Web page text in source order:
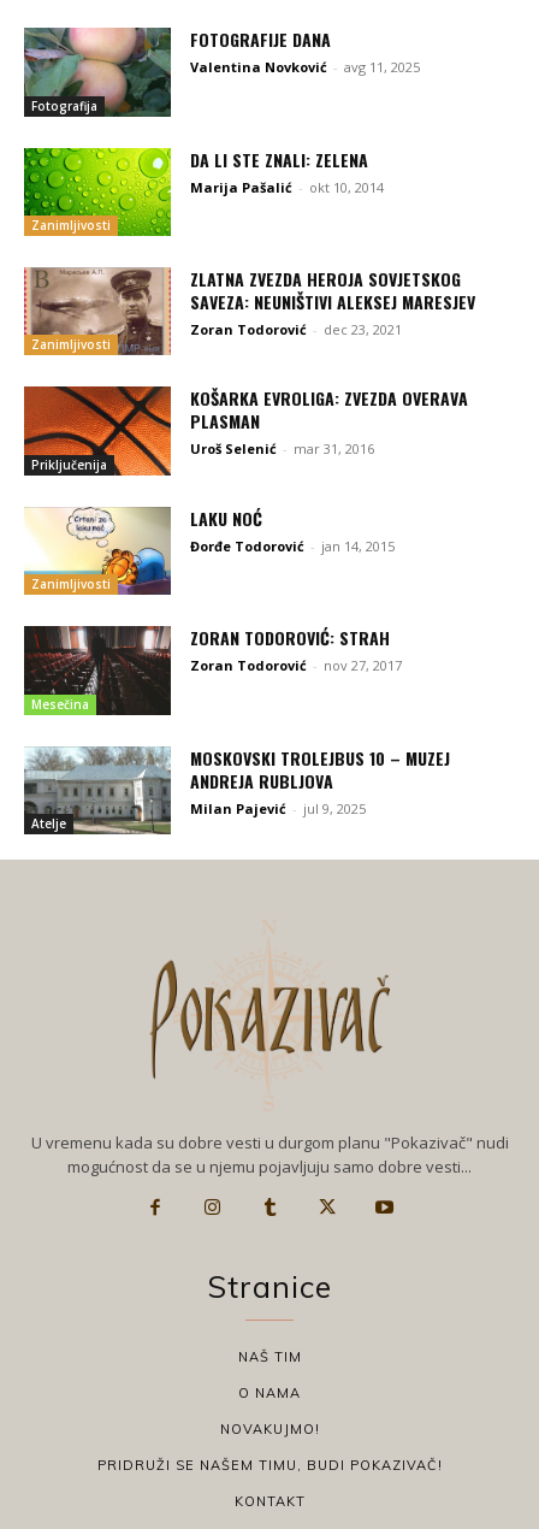
Fotografija
FOTOGRAFIJE DANA
Valentina Novković - avg 11, 2025
Zanimljivosti
DA LI STE ZNALI: ZELENA
Marija Pašalić - okt 10, 2014
Zanimljivosti
ZLATNA ZVEZDA HEROJA SOVJETSKOG
SAVEZA: NEUNIŠTIVI ALEKSEJ MARESJEV
Zoran Todorović - dec 23, 2021
Priključenija
KOŠARKA EVROLIGA: ZVEZDA OVERAVA
PLASMAN
Uroš Selenić - mar 31, 2016
Zanimljivosti
LAKU NOĆ
Đorđe Todorović - jan 14, 2015
Mesečina
ZORAN TODOROVIĆ: STRAH
Zoran Todorović - nov 27, 2017
Atelje
MOSKOVSKI TROLEJBUS 10 – MUZEJ
ANDREJA RUBLJOVA
Milan Pajević - jul 9, 2025
U vremenu kada su dobre vesti u durgom planu "Pokazivač" nudi
mogućnost da se u njemu pojavljuju samo dobre vesti...
Stranice
NAŠ TIM
O NAMA
NOVAKUJMO!
PRIDRUŽI SE NAŠEM TIMU, BUDI POKAZIVAČ!
KONTAKT